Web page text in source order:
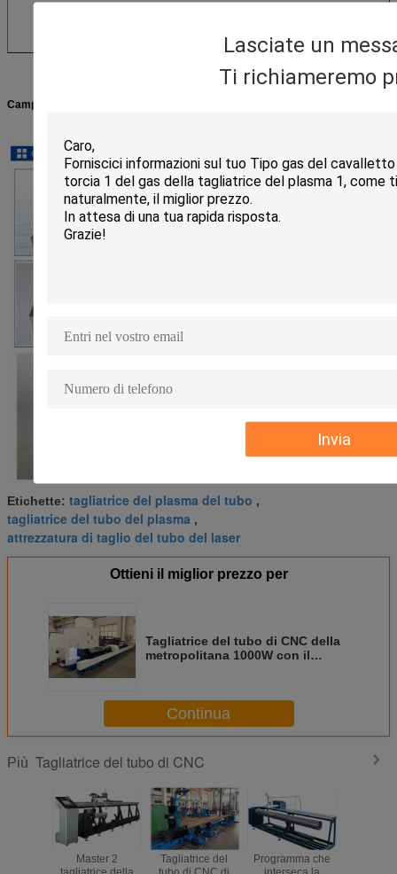
Lasciate un
Ti richiameremo
Invia
Campioni di taglio:
Etichette: tagliatrice del plasma del tubo ,
tagliatrice del tubo del plasma ,
attrezzatura di taglio del tubo del laser
Ottieni il miglior prezzo per
Tagliatrice del tubo di CNC della
metropolitana 1000W con il
Raycus IPG
Continua
Più Tagliatrice del tubo di CNC
Master 2
Tagliatrice del
Programma che